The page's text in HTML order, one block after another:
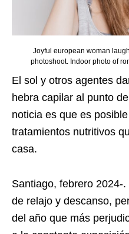
Joyful european woman
photoshoot. Indoor photo of
El sol y otros agentes
hebra capilar al punto
noticia es que es
tratamientos nutritivos
casa.
Santiago, febrero 2024-
de relajo y descanso,
del año que más